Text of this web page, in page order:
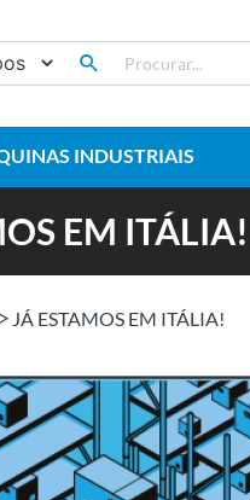
INDUSTRIAIS
EM ITÁLIA!
JÁ ESTAMOS EM ITÁLIA!